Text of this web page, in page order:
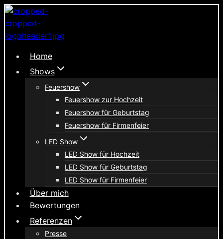
Zum
Inhalt
springen
Home
Shows
Feuershow
Feuershow zur Hochzeit
Feuershow für Geburtstag
Feuershow für Firmenfeier
LED Show
LED Show für Hochzeit
LED Show für Geburtstag
LED Show für Firmenfeier
Über mich
Bewertungen
Referenzen
Presse